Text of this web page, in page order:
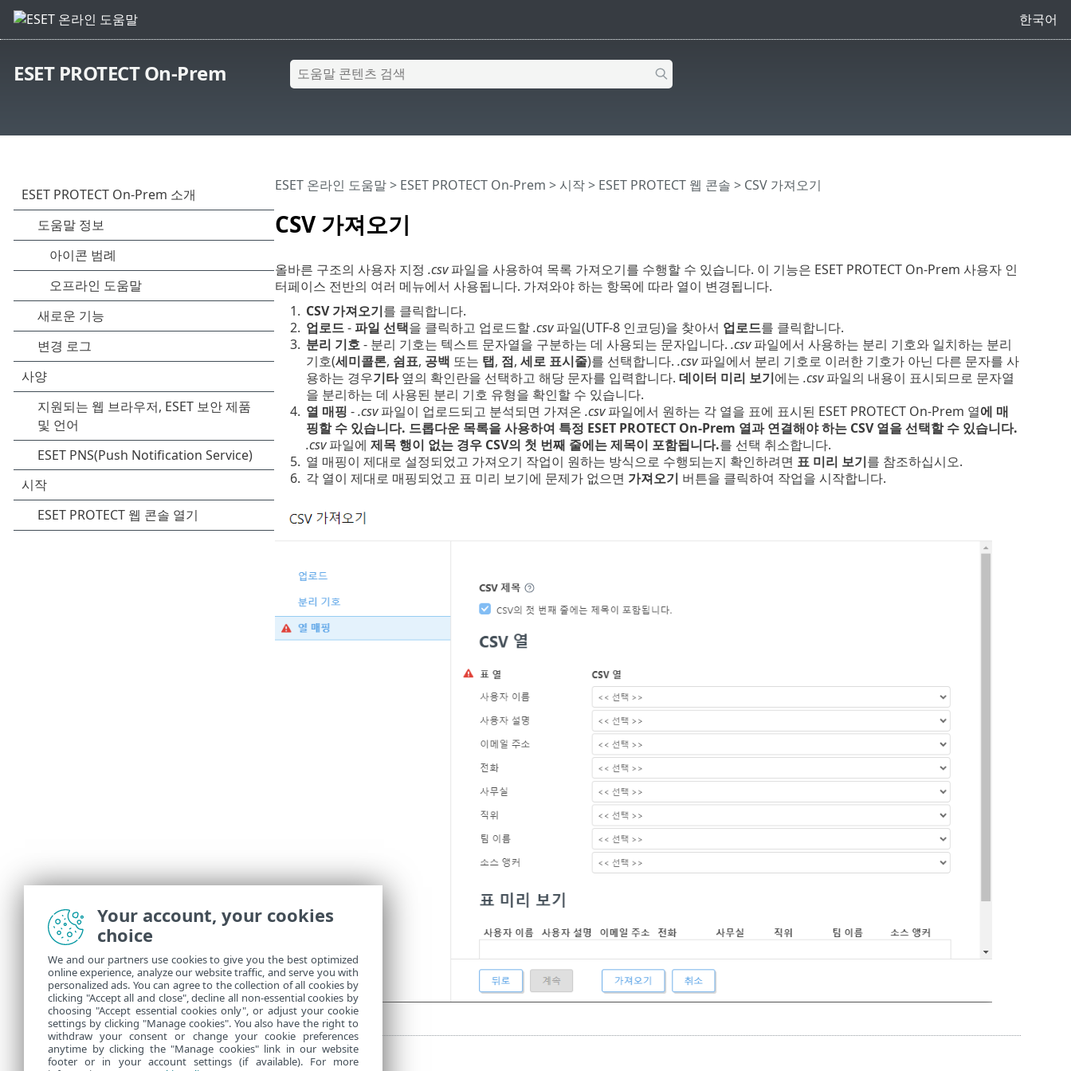
한국어
ESET PROTECT On-Prem
CSV 가져오기
ESET 온라인 도움말> ESET PROTECT On-Prem >시작> ESET PROTECT 웹 콘솔 > CSV 가져오기
올바른 구조의 사용자 지정 .csv파일을 사용하여 목록 가져오기를 수행할 수 있습니다. 이 기능은 ESET PROTECT On-Prem 사용자 인
터페이스 전반의 여러 메뉴에서 사용됩니다. 가져와야 하는 항목에 따라 열이 변경됩니다.
1. CSV 가져오기를 클릭합니다.
2. 업로드-파일 선택을 클릭하고 업로드할.csv파일(UTF-8 인코딩)을 찾아서 업로드를 클릭합니다.
3. 분리 기호- 분리 기호는 텍스트 문자열을 구분하는 데 사용되는 문자입니다. .csv파일에서 사용하는 분리 기호와 일치하는 분리
기호(세미콜론, 쉼표, 공백 또는 탭, 점, 세로 표시줄)를 선택합니다. .csv파일에서 분리 기호로 이러한 기호가 아닌 다른 문자를 사
용하는 경우기타옆의 확인란을 선택하고 해당 문자를 입력합니다. 데이터 미리 보기에는 .csv파일의 내용이 표시되므로 문자열
을 분리하는 데 사용된 분리 기호 유형을 확인할 수 있습니다.
4. 열 매핑 -.csv파일이 업로드되고 분석되면 가져온 .csv파일에서 원하는 각 열을 표에 표시된 ESET PROTECT On-Prem 열에 매
핑할 수 있습니다. 드롭다운 목록을 사용하여 특정 ESET PROTECT On-Prem 열과 연결해야 하는 CSV 열을 선택할 수 있습니다.
.csv파일에 제목 행이 없는 경우 CSV의 첫 번째 줄에는 제목이 포함됩니다.를 선택 취소합니다.
5. 열 매핑이 제대로 설정되었고 가져오기 작업이 원하는 방식으로 수행되는지 확인하려면 표 미리 보기를 참조하십시오.
6. 각 열이 제대로 매핑되었고 표 미리 보기에 문제가 없으면 가져오기 버튼을 클릭하여 작업을 시작합니다.
Your account, your cookies
choice
We and our partners use cookies to give you the best optimized
online experience, analyze our website traffic, and serve you with
personalized ads. You can agree to the collection of all cookies by
clicking "Accept all and close", decline all non-essential cookies by
choosing "Accept essential cookies only", or adjust your cookie
settings by clicking "Manage cookies". You also have the right to
withdraw your consent or change your cookie preferences
anytime by clicking the "Manage cookies" link in our website
footer or in your account settings (if available). For more